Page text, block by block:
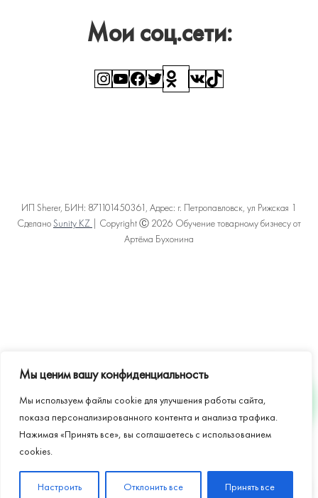
Мы ценим вашу конфиденциальность
Мы используем файлы cookie для улучшения работы сайта,
показа персонализированного контента и анализа трафика.
Нажимая «Принять все», вы соглашаетесь с использованием
cookies.
Настроить Отклонить все Принять все
Мои соц.сети:
Instagram
YouTube
Facebook
TwitterСсылкаВКонтакте
TikTok
ИП Sherer, БИН: 871101450361, Адрес: г. Петропавловск, ул Рижская 1
Сделано Sunity KZ | Copyright Ⓒ 2026 Обучение товарному бизнесу от
Артёма Бухонина
WHATSAPP
🎁Бесплатный разбор магазина